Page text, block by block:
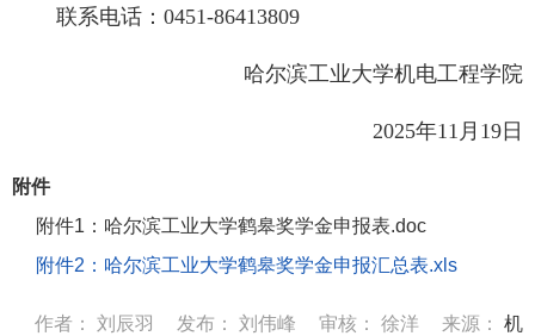
联系电话： 0451-86413809
哈尔滨工业大学机电工程学院
2025年11 月 19 日
附件
附件1：哈尔滨工业大学鹤皋奖学金申报表.doc
附件2：哈尔滨工业大学鹤皋奖学金申报汇总表.xls
作者： 刘辰羽 发布： 刘伟峰 审核： 徐洋 来源：
机